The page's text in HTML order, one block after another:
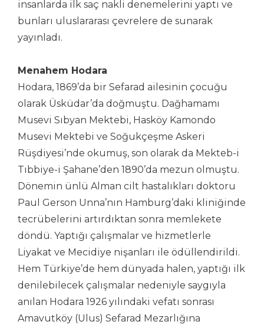
insanlarda ilk saç nakli denemelerini yaptı ve
bunları uluslararası çevrelere de sunarak
yayınladı.
Menahem Hodara
Hodara, 1869’da bir Sefarad ailesinin çocuğu
olarak Üsküdar’da doğmuştu. Dağhamamı
Musevi Sıbyan Mektebi, Hasköy Kamondo
Musevi Mektebi ve Soğukçeşme Askeri
Rüşdiyesi’nde okumuş, son olarak da Mekteb-i
Tıbbiye-i Şahane’den 1890’da mezun olmuştu.
Dönemin ünlü Alman cilt hastalıkları doktoru
Paul Gerson Unna’nın Hamburg’daki kliniğinde
tecrübelerini artırdıktan sonra memlekete
döndü. Yaptığı çalışmalar ve hizmetlerle
Liyakat ve Mecidiye nişanları ile ödüllendirildi.
Hem Türkiye’de hem dünyada halen, yaptığı ilk
denilebilecek çalışmalar nedeniyle saygıyla
anılan Hodara 1926 yılındaki vefatı sonrası
Amavutköy (Ulus) Sefarad Mezarlığına